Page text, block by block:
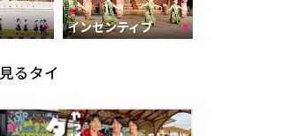
インセンティブ
るタイ